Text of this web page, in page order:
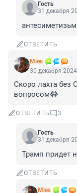
Гость
31 декабря
ОТВЕТИТЬ
Mies
30 декабря
Скоро лахта без
вопросом😂
ОТВЕТИТЬ 3
Гость
31 декабря
Трамп придет
ОТВЕТИТЬ
Mies